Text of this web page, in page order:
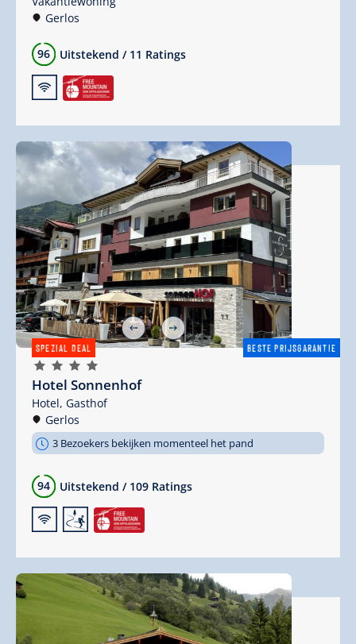
Gerlos
96 Uitstekend / 11 Ratings
🜉
BESTE PRIJSGARANTIE
SPEZIAL DEAL
🞙🞙🞙🞙
Hotel Sonnenhof
Hotel, Gasthof
Gerlos
3 Bezoekers bekijken momenteel het pand
94 Uitstekend / 109 Ratings
🜉🞷